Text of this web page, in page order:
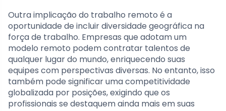
Outra implicação do trabalho remoto é a
oportunidade de incluir diversidade geográfica na
força de trabalho. Empresas que adotam um
modelo remoto podem contratar talentos de
qualquer lugar do mundo, enriquecendo suas
equipes com perspectivas diversas. No entanto, isso
também pode significar uma competitividade
globalizada por posições, exigindo que os
profissionais se destaquem ainda mais em suas